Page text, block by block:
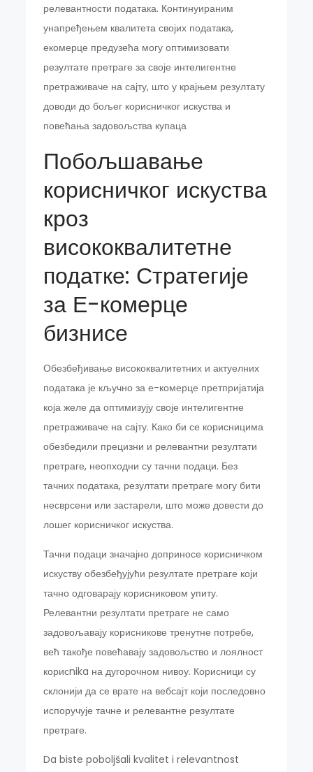
релевантности података. Континуираним
унапређењем квалитета својих података,
екомерце предузећа могу оптимизовати
резултате претраге за своје интелигентне
претраживаче на сајту, што у крајњем резултату
доводи до бољег корисничког искуства и
повећања задовољства купаца
Побољшавање
корисничког искуства
кроз
висококвалитетне
податке: Стратегије
за Е-комерце
бизнисе
Обезбеђивање висококвалитетних и актуелних
података је кључно за е-комерце претпријатија
која желе да оптимизују своје интелигентне
претраживаче на сајту. Како би се корисницима
обезбедили прецизни и релевантни резултати
претраге, неопходни су тачни подаци. Без
тачних података, резултати претраге могу бити
несврсени или застарели, што може довести до
лошег корисничког искуства.
Тачни подаци значајно доприносе корисничком
искуству обезбеђујући резултате претраге који
тачно одговарају корисниковом упиту.
Релевантни резултати претраге не само
задовољавају корисникове тренутне потребе,
већ такође повећавају задовољство и лоялност
корисnika на дугорочном нивоу. Корисници су
склонији да се врате на вебсајт који последовно
испоручује тачне и релевантне резултате
претраге.
Da biste poboljšali kvalitet i relevantnost